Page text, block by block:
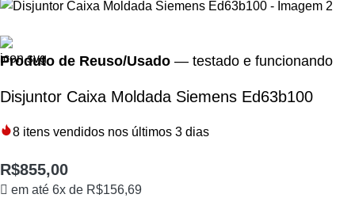
Produto de Reuso/Usado — testado e funcionando
Disjuntor Caixa Moldada Siemens Ed63b100
8 itens vendidos nos últimos 3 dias
R$855,00
em até 6x de R$156,69